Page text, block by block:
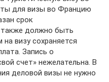
для визы во Францию
срок
также должно быть
визу сохраняется
Запись о
счет» нежелательна. В
деловой визы не нужно